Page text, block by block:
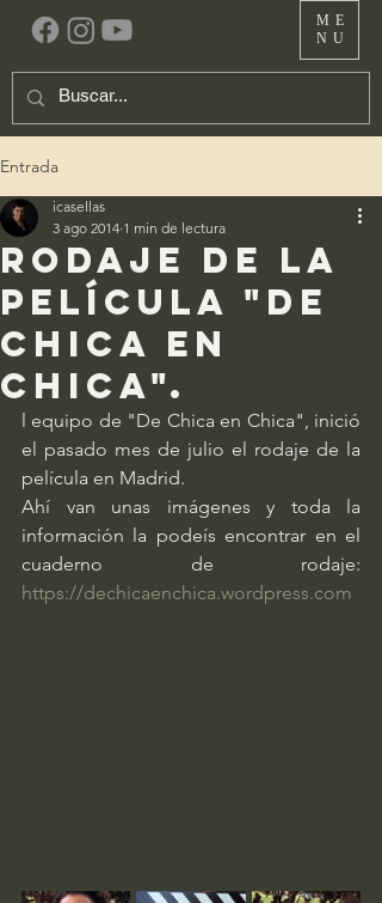
ME
NU
Entrada
rodaje de la
película "De
Chica en
Chica".
icasellas
3 ago 2014 1 min de lectura
l equipo de "De Chica en Chica", inició
el pasado mes de julio el rodaje de la
película en Madrid.
Ahí van unas imágenes y toda la
información la podeís encontrar en el
https://dechicaenchica.wordpress.com